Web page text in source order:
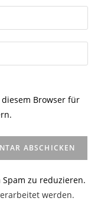
Browser für
zu reduzieren.
werden.